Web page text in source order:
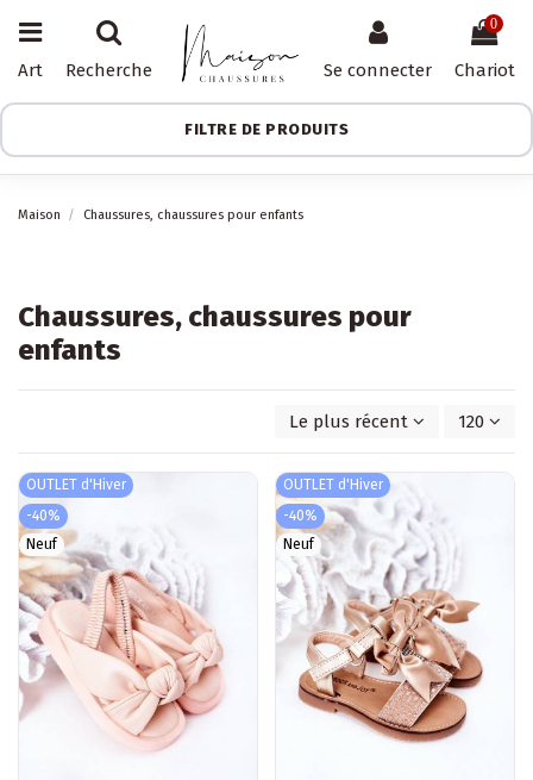
Art Recherche Se connecter
0
Chariot
FILTRE DE PRODUITS
Maison Chaussures, chaussures pour enfants
Chaussures, chaussures pour
enfants
Le plus récent d'abord
120
OUTLET d'Hiver
-40%
Neuf
OUTLET d'Hiver
-40%
Neuf